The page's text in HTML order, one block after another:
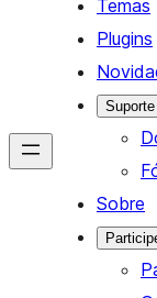
Temas
Plugins
Suporte
Sobre